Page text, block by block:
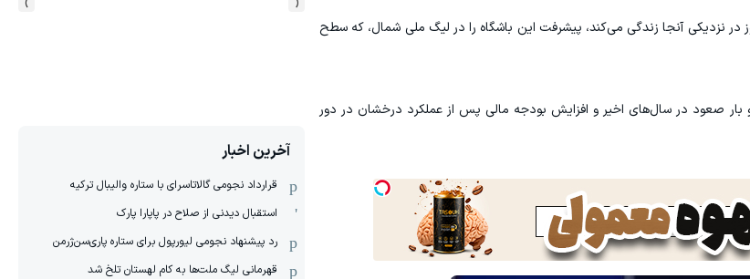
نزدیکی آنجا زندگی می‌کند، پیشرفت این باشگاه را در لیگ ملی شمال، که سطح
از دو بار صعود در سال‌های اخیر و افزایش بودجه مالی پس از عملکرد درخشان در دور
آخرین اخبار
قرارداد نجومی گالاتاسرای با ستاره والیبال ترکیه
استقبال دیدنی از صلاح در پاپارا پارک
رد پیشنهاد نجومی لیورپول برای ستاره پاری‌سن‌ژرمن
قهرمانی لیگ ملت‌ها به کام لهستان تلخ شد